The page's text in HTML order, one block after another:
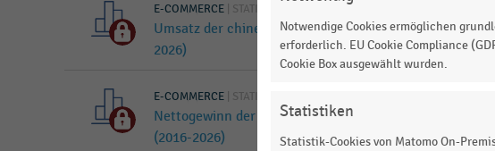
E-COMMERCE STATISTIK
Umsatz der chinesischen Online-Handelsplattform
2026)
E-COMMERCE STATISTIK
Nettogewinn der chinesischen Online-Handelsplattform
(2016-2026)
Notwendige Cookies ermöglichen
erforderlich. EU Cookie Compliance
Cookie Box ausgewählt wurden.
Statistiken
Statistik-Cookies von Matomo On-